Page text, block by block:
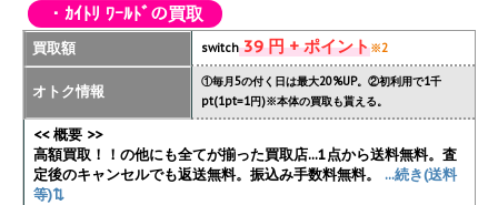
・ｶｲﾄﾘ ﾜｰﾙﾄﾞの買取
買取額 switch39 円 + ポイント※2
オトク情報
①毎月5の付く日は最大20%UP。②初利用で1千
pt(1pt=1円)※本体の買取も貰える。
<< 概要 >>
高額買取！！の他にも全てが揃った買取店...1点から送料無料。査
定後のキャンセルでも返送無料。振込み手数料無料。
...続き(送料
等)⇅